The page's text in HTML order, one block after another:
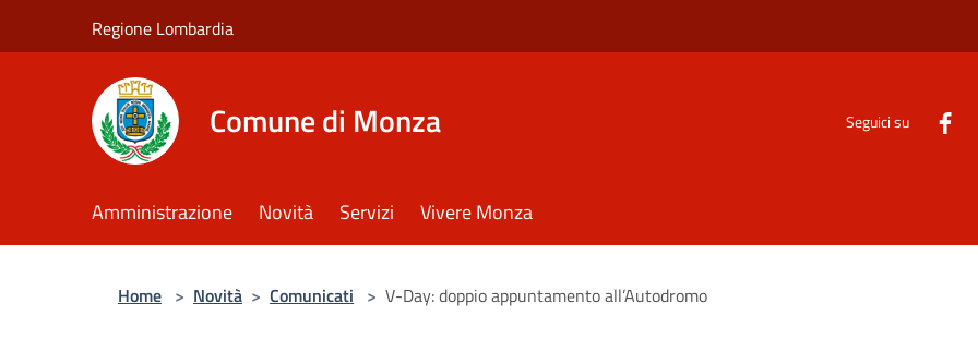
Regione Lombardia
Comune di Monza Seguici su
Amministrazione Novità Servizi Vivere Monza
Home > Novità > Comunicati > V-Day: doppio appuntamento all’Autodromo